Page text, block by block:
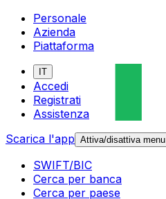
Personale
Azienda
Piattaforma
IT
Accedi
Registrati
Assistenza
Scarica l'app Attiva/disattiva menu
SWIFT/BIC
Cerca per banca
Cerca per paese